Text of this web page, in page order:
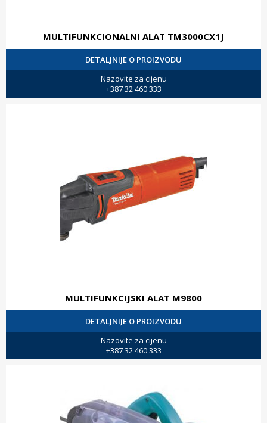
MULTIFUNKCIONALNI ALAT TM3000CX1J
DETALJNIJE O PROIZVODU
Nazovite za cijenu
+387 32 460 333
MULTIFUNKCIJSKI ALAT M9800
DETALJNIJE O PROIZVODU
Nazovite za cijenu
+387 32 460 333